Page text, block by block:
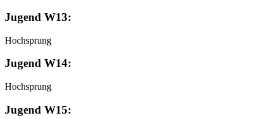
Jugend W13:
Hochsprung
Jugend W14:
Hochsprung
Jugend W15: